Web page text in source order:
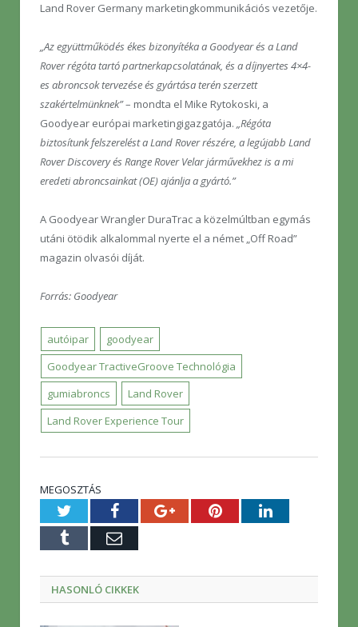
Land Rover Germany marketingkommunikációs vezetője.
„Az együttműködés ékes bizonyítéka a Goodyear és a Land
Rover régóta tartó partnerkapcsolatának, és a díjnyertes 4×4-
es abroncsok tervezése és gyártása terén szerzett
szakértelmünknek”– mondta el Mike Rytokoski, a
Goodyear európai marketingigazgatója. „Régóta
biztosítunk felszerelést a Land Rover részére, a legújabb Land
Rover Discovery és Range Rover Velar járművekhez is a mi
eredeti abroncsainkat (OE) ajánlja a gyártó.”
A Goodyear Wrangler DuraTrac a közelmúltban egymás
utáni ötödik alkalommal nyerte el a német „Off Road”
magazin olvasói díját.
Forrás: Goodyear
autóipar
goodyear
Goodyear TractiveGroove Technológia
gumiabroncs
Land Rover
Land Rover Experience Tour
MEGOSZTÁS
TwitterFacebookGoogle+PinterestLinkedIn
Tumblr E-
HASONLÓ CIKKEK